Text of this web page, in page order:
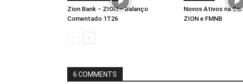
Zion Bank – ZION – Balanço
Comentado 1T26
Novos Ativos na
ZION e FMNB
6 COMMENTS